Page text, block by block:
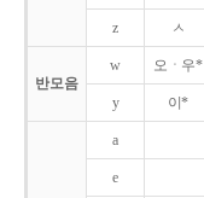
z ㅅ
반모음
w 오ㆍ우*
y 이*
a
e